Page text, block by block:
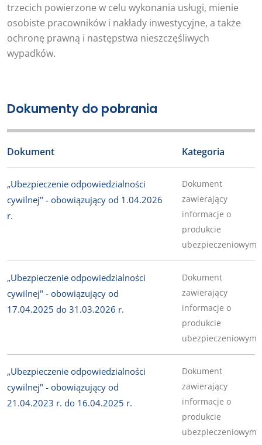
trzecich powierzone w celu wykonania usługi, mienie
osobiste pracowników i nakłady inwestycyjne, a także
ochronę prawną i następstwa nieszczęśliwych
wypadków.
Dokumenty do pobrania
Dokument Kategoria
„Ubezpieczenie odpowiedzialności
cywilnej" - obowiązujący od 1.04.2026
r.
Dokument
zawierający
informacje o
produkcie
ubezpieczeniowym
„Ubezpieczenie odpowiedzialności
cywilnej" - obowiązujący od
17.04.2025 do 31.03.2026 r.
Dokument
zawierający
informacje o
produkcie
ubezpieczeniowym
„Ubezpieczenie odpowiedzialności
cywilnej" - obowiązujący od
21.04.2023 r. do 16.04.2025 r.
Dokument
zawierający
informacje o
produkcie
ubezpieczeniowym